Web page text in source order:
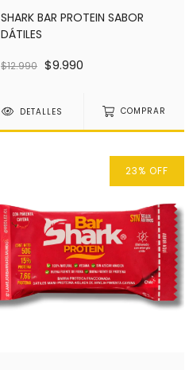
SHARK BAR PROTEIN SABOR
DÁTILES
$12.990 $9.990
DETALLES COMPRAR
23% OFF